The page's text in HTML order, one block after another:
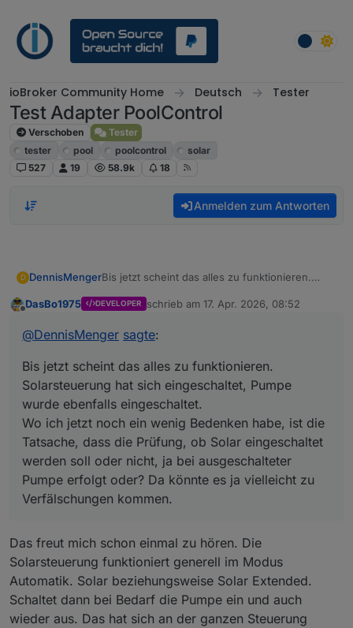
ioBroker Community Home Deutsch Tester
Test Adapter PoolControl
Verschoben
Tester
tester
pool poolcontrol
solar
527
19 58.9k 18
Anmelden zum Antworten
D DennisMengerBis jetzt scheint das alles zu funktionieren.
wurde ebenfalls eingeschaltet.
die Tatsache, dass die Prüfung, ob Solar
ausgeschalteter Pumpe erfolgt oder? Da könnte
es ja vielleicht zu Verfälschungen kommen.
Offline
DasBo1975 DEVELOPER schrieb am 17. Apr. 2026, 08:52
zuletzt editiert von
@DennisMenger sagte:
Bis jetzt scheint das alles zu funktionieren.
Solarsteuerung hat sich eingeschaltet, Pumpe
wurde ebenfalls eingeschaltet.
Wo ich jetzt noch ein wenig Bedenken habe, ist die
Tatsache, dass die Prüfung, ob Solar eingeschaltet
werden soll oder nicht, ja bei ausgeschalteter
Pumpe erfolgt oder? Da könnte es ja vielleicht zu
Verfälschungen kommen.
Das freut mich schon einmal zu hören. Die
Solarsteuerung funktioniert generell im Modus
Automatik. Solar beziehungsweise Solar Extended.
Schaltet dann bei Bedarf die Pumpe ein und auch
wieder aus. Das hat sich an der ganzen Steuerung